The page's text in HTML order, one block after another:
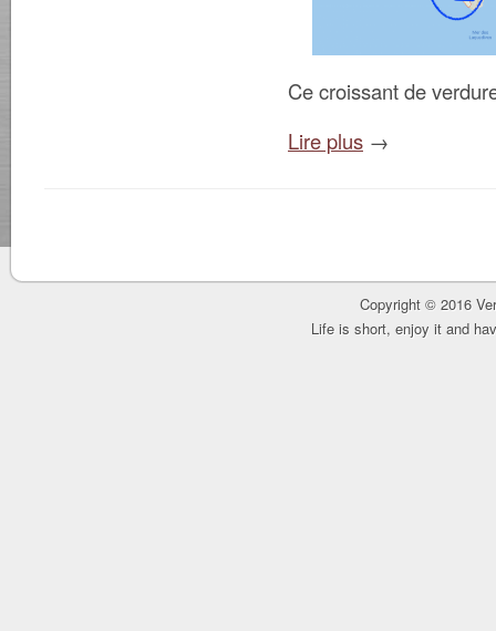
Ce croissant de
Lire plus →
Copyright © 2016
Life is short, enjoy it and